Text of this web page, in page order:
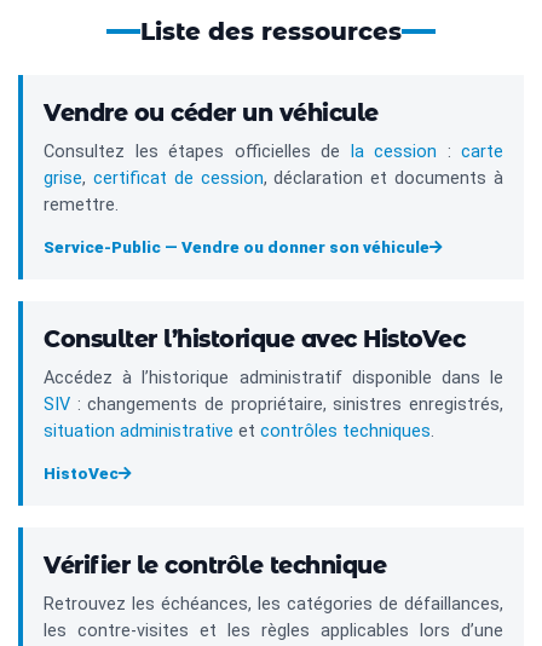
Liste des ressources
Vendre ou céder un véhicule
Consultez les étapes officielles de la cession : carte
grise, certificat de cession, déclaration et documents à
remettre.
Service-Public — Vendre ou donner son véhicule
Consulter l’historique avec HistoVec
Accédez à l’historique administratif disponible dans le
SIV : changements de propriétaire, sinistres enregistrés,
situation administrative et contrôles techniques.
HistoVec
Vérifier le contrôle technique
Retrouvez les échéances, les catégories de défaillances,
les contre-visites et les règles applicables lors d’une